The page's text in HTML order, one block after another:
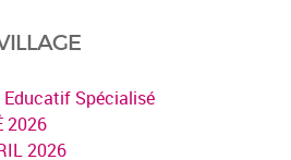
Spécialisé
2026
2026